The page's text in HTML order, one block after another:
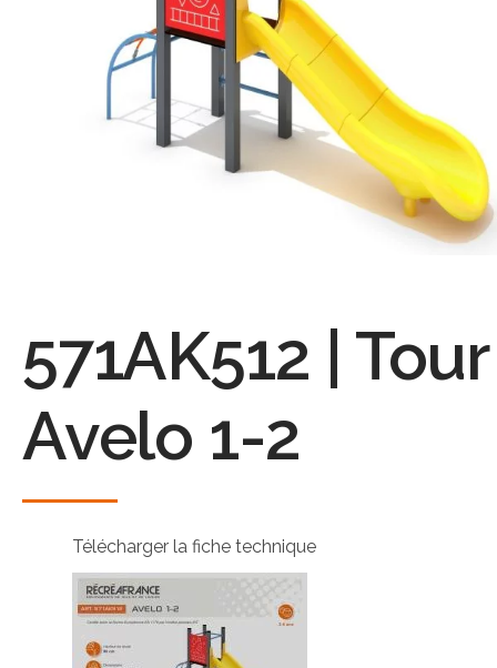
571AK512 | Tour
Avelo 1-2
Télécharger la fiche technique